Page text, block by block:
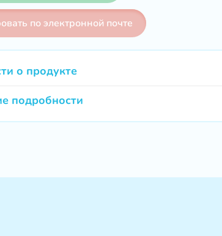
по электронной почте
о продукте
подробности